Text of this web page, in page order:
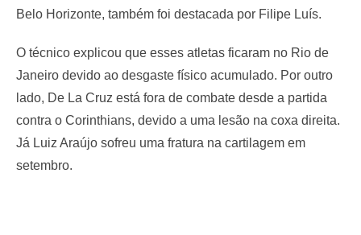
Belo Horizonte, também foi destacada por Filipe Luís.
O técnico explicou que esses atletas ficaram no Rio de
Janeiro devido ao desgaste físico acumulado. Por outro
lado, De La Cruz está fora de combate desde a partida
contra o Corinthians, devido a uma lesão na coxa direita.
Já Luiz Araújo sofreu uma fratura na cartilagem em
setembro.